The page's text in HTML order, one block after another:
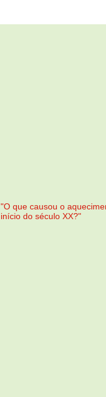
"O que causou o
início do século XX?"